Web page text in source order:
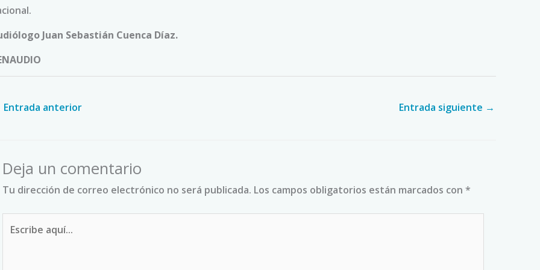
Juan Sebastián Cuenca Díaz.
Entrada anterior Entrada siguiente →
Deja un comentario
Tu dirección de correo electrónico no será publicada. Los campos obligatorios están marcados con *